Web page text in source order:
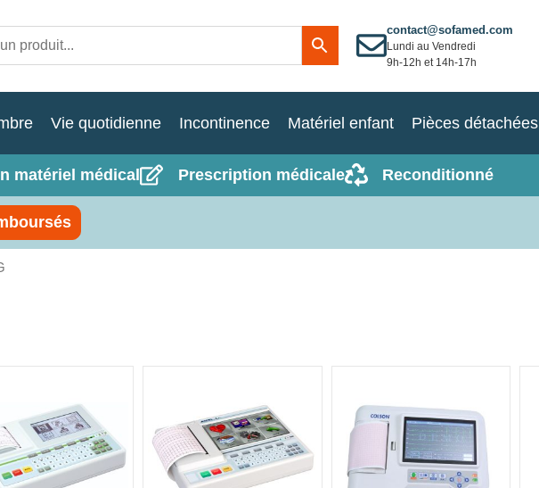
contact@sofamed.com
Lundi au Vendredi
9h-12h et 14h-17h
Vie quotidienne Incontinence Matériel enfant Pièces détachées
matériel médical Prescription médicale Reconditionné